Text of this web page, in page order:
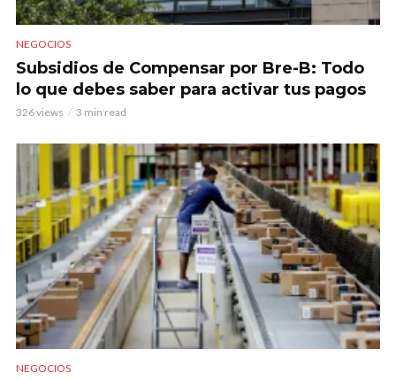
NEGOCIOS
Subsidios de Compensar por Bre-B: Todo
lo que debes saber para activar tus pagos
326 views 3 min read
NEGOCIOS